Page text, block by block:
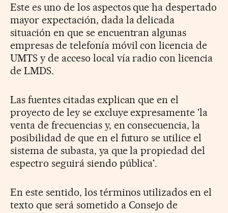
Este es uno de los aspectos que ha despertado
mayor expectación, dada la delicada
situación en que se encuentran algunas
empresas de telefonía móvil con licencia de
UMTS y de acceso local vía radio con licencia
de LMDS.
Las fuentes citadas explican que en el
proyecto de ley se excluye expresamente 'la
venta de frecuencias y, en consecuencia, la
posibilidad de que en el futuro se utilice el
sistema de subasta, ya que la propiedad del
espectro seguirá siendo pública'.
En este sentido, los términos utilizados en el
texto que será sometido a Consejo de